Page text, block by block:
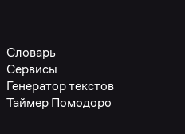
Словарь
Сервисы
Генератор текстов
Таймер Помодоро